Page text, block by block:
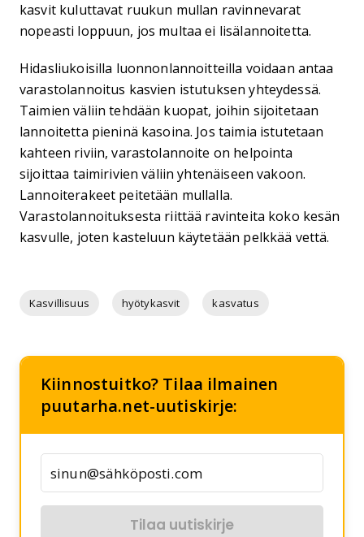
kasvit kuluttavat ruukun mullan ravinnevarat
nopeasti loppuun, jos multaa ei lisälannoitetta.
Hidasliukoisilla luonnonlannoitteilla voidaan antaa
varastolannoitus kasvien istutuksen yhteydessä.
Taimien väliin tehdään kuopat, joihin sijoitetaan
lannoitetta pieninä kasoina. Jos taimia istutetaan
kahteen riviin, varastolannoite on helpointa
sijoittaa taimirivien väliin yhtenäiseen vakoon.
Lannoiterakeet peitetään mullalla.
Varastolannoituksesta riittää ravinteita koko kesän
kasvulle, joten kasteluun käytetään pelkkää vettä.
Kasvillisuus hyötykasvit kasvatus
Kiinnostuitko? Tilaa ilmainen
puutarha.net-uutiskirje:
Tilaa uutiskirje